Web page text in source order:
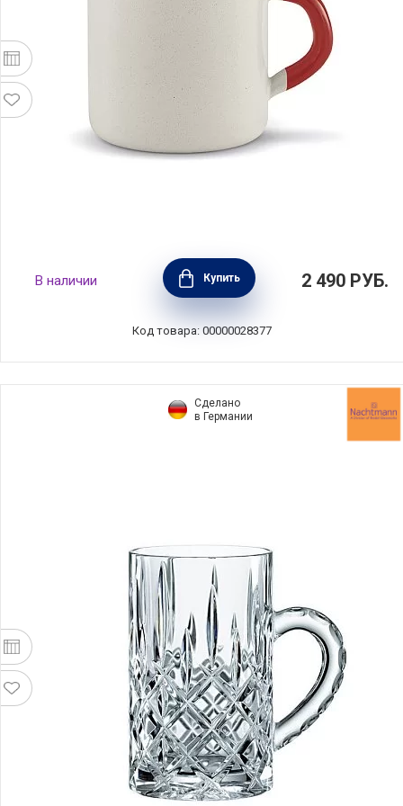
Кружка Boheme Red 400 мл, углеродистая
сталь, цвет красный, BEKA, Бельгия,
14920084
В наличии Купить 2 490 РУБ.
Код товара: 00000028377
Сделано
в Германии